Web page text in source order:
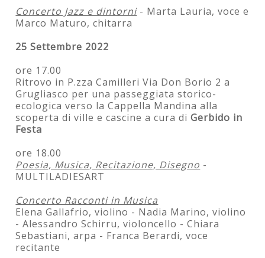
Concerto Jazz e dintorni- Marta Lauria, voce e
Marco Maturo, chitarra
25 Settembre 2022
ore 17.00
Ritrovo in P.zza Camilleri Via Don Borio 2 a
Grugliasco per una passeggiata storico-
ecologica verso la Cappella Mandina alla
scoperta di ville e cascine a cura diGerbido in
Festa
ore 18.00
Poesia, Musica, Recitazione, Disegno -
MULTILADIESART
Concerto Racconti in Musica
Elena Gallafrio, violino - Nadia Marino, violino
- Alessandro Schirru, violoncello - Chiara
Sebastiani, arpa - Franca Berardi, voce
recitante